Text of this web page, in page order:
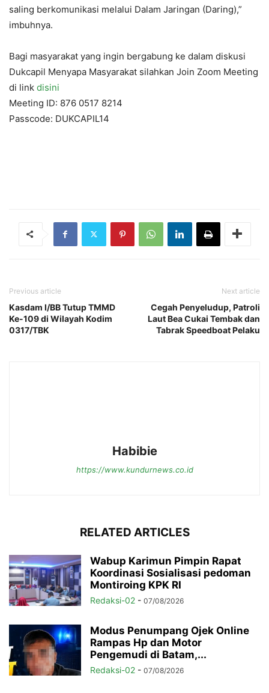
saling berkomunikasi melalui Dalam Jaringan (Daring),”
imbuhnya.
Bagi masyarakat yang ingin bergabung ke dalam diskusi
Dukcapil Menyapa Masyarakat silahkan Join Zoom Meeting
di link disini
Meeting ID: 876 0517 8214
Passcode: DUKCAPIL14
Previous article
Kasdam I/BB Tutup TMMD
Ke-109 di Wilayah Kodim
0317/TBK
Next article
Cegah Penyeludup, Patroli
Laut Bea Cukai Tembak dan
Tabrak Speedboat Pelaku
Habibie
https://www.kundurnews.co.id
RELATED ARTICLES
Wabup Karimun Pimpin Rapat
Koordinasi Sosialisasi pedoman
Montiroing KPK RI
Redaksi-02 - 07/08/2026
Modus Penumpang Ojek Online
Rampas Hp dan Motor
Pengemudi di Batam,...
Redaksi-02 - 07/08/2026